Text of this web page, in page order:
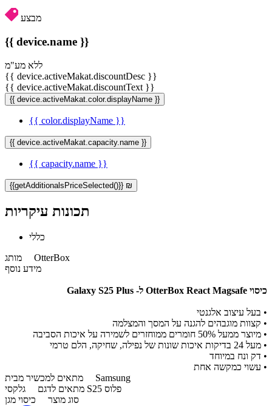
מבצע
{{ device.name }}
ללא מע"מ
{{ device.activeMakat.discountDesc }}
{{ device.activeMakat.discountText }}
{{ device.activeMakat.color.displayName }}
{{ color.displayName }}
{{ device.activeMakat.capacity.name }}
{{ capacity.name }}
{{getAdditionalsPriceSelected()}} ₪
תכונות עיקריות
כללי
מותג OtterBox
מידע נוסף
כיסוי OtterBox React Magsafe ל- Galaxy S25 Plus
• בעל עיצוב אלגנטי
• קצוות מוגבהים להגנה על המסך והמצלמה
• מיוצר ממעל 50% חומרים ממוחזרים לשמירה על איכות הסביבה
• מעל 24 בדיקות איכות שונות של נפילה, שחיקה, הלם טרמי
• דק ונח במיוחד
• עשוי כמקשה אחת
מתאים למכשיר מבית Samsung
מתאים לדגם
גלקסי S25 פלוס
סוג מוצר כיסוי מגן